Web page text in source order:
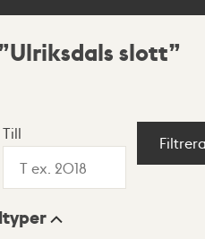
Ulriksdals slott
Till